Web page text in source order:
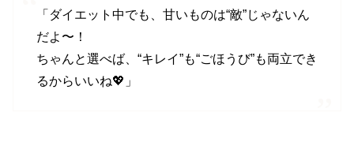
「ダイエット中でも、甘いものは“敵”じゃないん
だよ〜！
ちゃんと選べば、“キレイ”も“ごほうび”も両立でき
るからいいね💖」